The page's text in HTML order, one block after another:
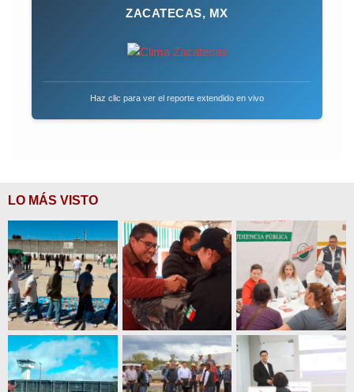
ZACATECAS, MX
Haz clic para ver el reporte extendido en vivo
LO MÁS VISTO